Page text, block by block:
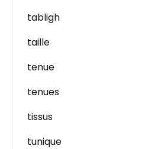
tabligh
taille
tenue
tenues
tissus
tunique